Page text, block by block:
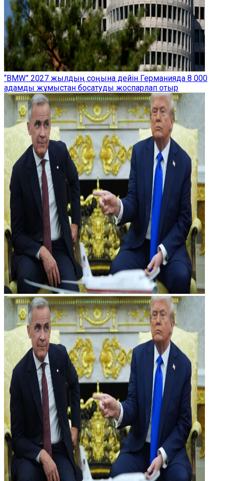
“BMW” 2027 жылдың соңына дейін Германияда 8 000
адамды жұмыстан босатуды жоспарлап отыр